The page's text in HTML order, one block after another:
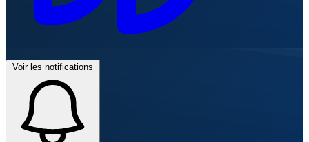
Voir les notifications